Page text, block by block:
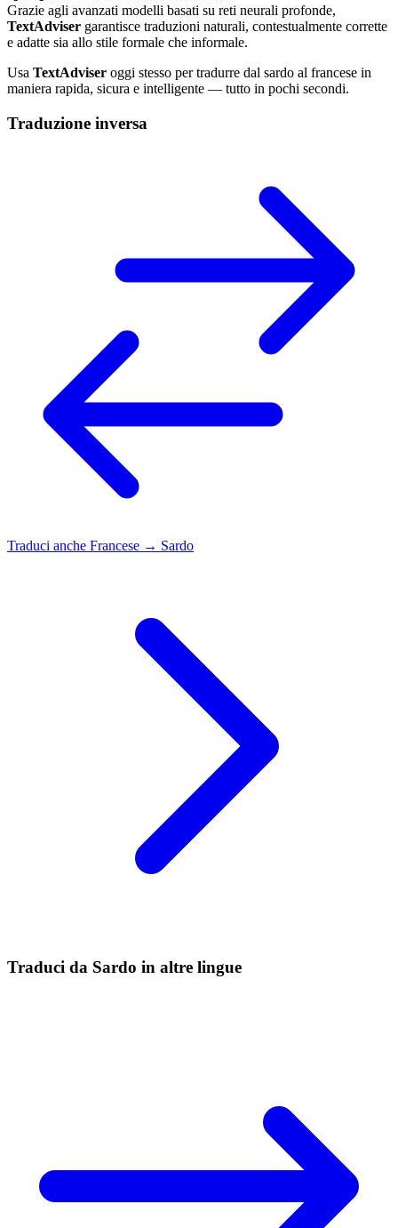
Grazie agli avanzati modelli basati su reti neurali profonde,
TextAdviser garantisce traduzioni naturali, contestualmente corrette
e adatte sia allo stile formale che informale.
Usa TextAdviser oggi stesso per tradurre dal sardo al francese in
maniera rapida, sicura e intelligente — tutto in pochi secondi.
Traduzione inversa
Traduci anche Francese → Sardo
Traduci da Sardo in altre lingue